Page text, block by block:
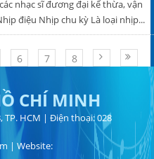
nhạc sĩ đương đại kế thừa, vận
điệu Nhịp chu kỳ Là loại nhịp...
6 7
8
CHÍ MINH
TP. HCM | Điện thoại: 028
| Website: